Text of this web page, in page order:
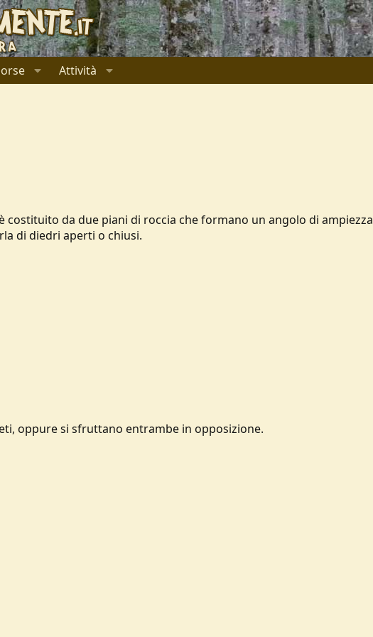
Attività
costituito da due piani di roccia che formano un angolo di ampiezza
di diedri aperti o chiusi.
oppure si sfruttano entrambe in opposizione.